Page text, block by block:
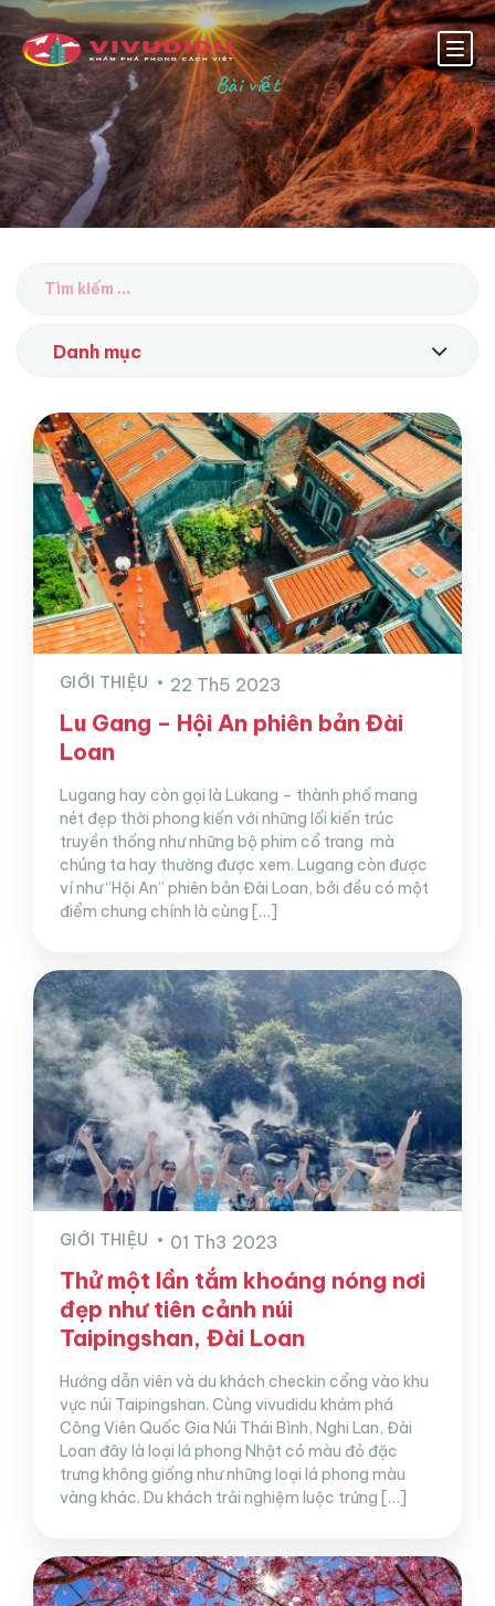
Bài viết
Danh mục
GIỚI THIỆU 22 Th5 2023
Lu Gang – Hội An phiên bản Đài
Loan
Lugang hay còn gọi là Lukang – thành phố mang
nét đẹp thời phong kiến với những lối kiến trúc
truyền thống như những bộ phim cổ trang mà
chúng ta hay thường được xem. Lugang còn được
ví như “Hội An” phiên bản Đài Loan, bởi đều có một
điểm chung chính là cùng […]
GIỚI THIỆU 01 Th3 2023
Thử một lần tắm khoáng nóng nơi
đẹp như tiên cảnh núi
Taipingshan, Đài Loan
Hướng dẫn viên và du khách checkin cổng vào khu
vực núi Taipingshan. Cùng vivudidu khám phá
Công Viên Quốc Gia Núi Thái Bình, Nghi Lan, Đài
Loan đây là loại lá phong Nhật có màu đỏ đặc
trưng không giống như những loại lá phong màu
vàng khác. Du khách trải nghiệm luộc trứng […]